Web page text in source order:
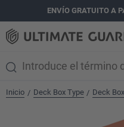
principalENVÍO GRATUITO A
Inicio / Deck Box Type / Deck Box